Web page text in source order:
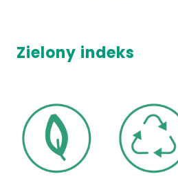
Zielony indeks